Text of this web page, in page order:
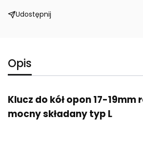
Udostępnij
Opis
Klucz do kół opon 17-19mm
mocny składany typ L